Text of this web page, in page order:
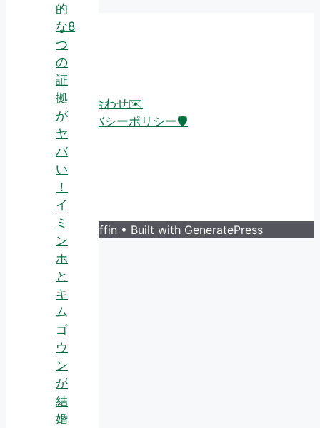
的
な8
つ
の
証
拠
が
ヤ
バ
い
！
イ
ミ
ン
ホ
と
キ
ム
ゴ
ウ
ン
が
結
婚
About
お問い合わせ✉️
プライバシーポリシー🛡️
© 2026 Guruffin • Built with GeneratePress